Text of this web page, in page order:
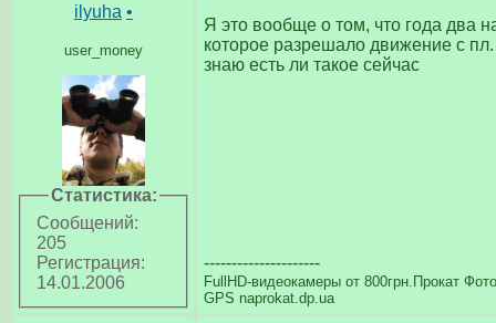
ilyuha •
user_money
Статистика:
Сообщений:
205
Регистрация:
14.01.2006
Я это вообще о том, что года два
которое разрешало движение с
знаю есть ли такое сейчас
---------------------
FullHD-видеокамеры от 800грн.Прокат
GPS naprokat.dp.ua